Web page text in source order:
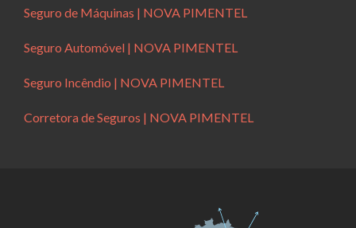
Seguro de Máquinas | NOVA PIMENTEL
Seguro Automóvel | NOVA PIMENTEL
Seguro Incêndio | NOVA PIMENTEL
Corretora de Seguros | NOVA PIMENTEL